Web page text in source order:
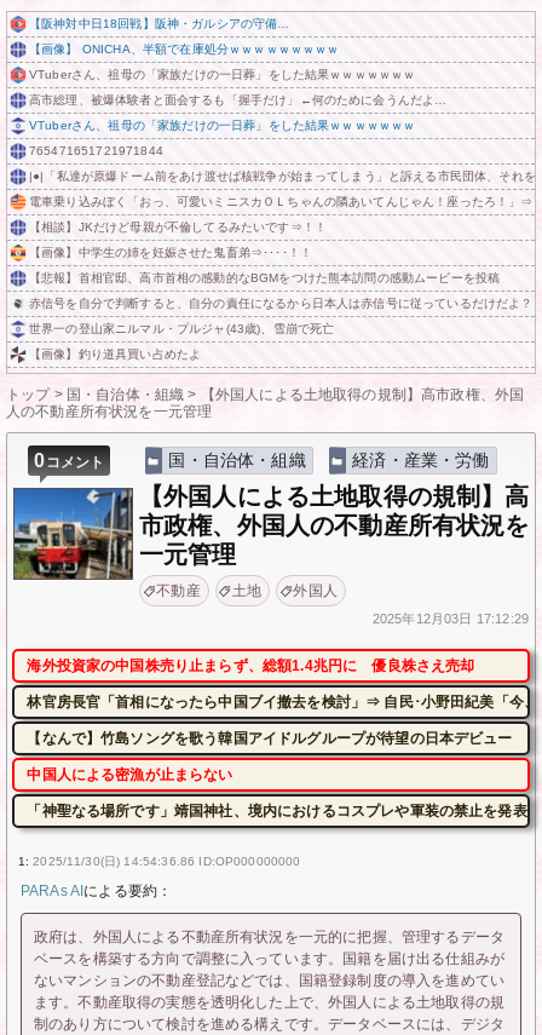
【阪神対中日18回戦】阪神・ガルシアの守備…
【画像】 ONICHA、半額で在庫処分ｗｗｗｗｗｗｗｗｗ
VTuberさん、祖母の「家族だけの一日葬」をした結果ｗｗｗｗｗｗｗ
高市総理、被爆体験者と面会するも「握手だけ」←何のために会うんだよ…
VTuberさん、祖母の「家族だけの一日葬」をした結果ｗｗｗｗｗｗｗ
765471651721971844
|●|「私達が原爆ドーム前をあけ渡せば核戦争が始まってしまう」と訴える市民団体、それ
電車乗り込みぼく「おっ、可愛いミニスカＯＬちゃんの隣あいてんじゃん！座ったろ！」⇒
【相談】JKだけど母親が不倫してるみたいです⇒！！
【画像】中学生の姉を妊娠させた鬼畜弟⇒････！！
【悲報】首相官邸、高市首相の感動的なBGMをつけた熊本訪問の感動ムービーを投稿
赤信号を自分で判断すると、自分の責任になるから日本人は赤信号に従っているだけだよ？
世界一の登山家ニルマル・プルジャ(43歳)、雪崩で死亡
【画像】釣り道具買い占めたよ
トップ> 国・自治体・組織 >
【外国人による土地取得の規制】高市政権、外国
人の不動産所有状況を一元管理
0コメント 国・自治体・組織 経済・産業・労働
【外国人による土地取得の規制】高
市政権、外国人の不動産所有状況を
一元管理
不動産 土地 外国人
2025年12月03日 17:12:29
海外投資家の中国株売り止まらず、総額1.4兆円に 優良株さえ売却
林官房長官「首相になったら中国ブイ撤去を検討」⇒ 自民･小野田紀美「今
【なんで】竹島ソングを歌う韓国アイドルグループが待望の日本デビュー
中国人による密漁が止まらない
「神聖なる場所です」靖国神社、境内におけるコスプレや軍装の禁止を発表
1: 2025/11/30(日) 14:54:36.86 ID:OP000000000
PARAs AI による要約：
政府は、外国人による不動産所有状況を一元的に把握、管理するデータ
ベースを構築する方向で調整に入っています。国籍を届け出る仕組みが
ないマンションの不動産登記などでは、国籍登録制度の導入を進めてい
ます。不動産取得の実態を透明化した上で、外国人による土地取得の規
制のあり方について検討を進める構えです。データベースには、デジタ